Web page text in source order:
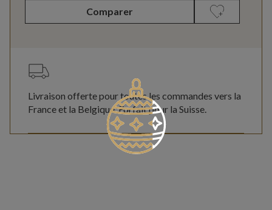
Comparer
Livraison offerte pour toutes les commandes vers la
France et la Belgique. Forfait pour la Suisse.